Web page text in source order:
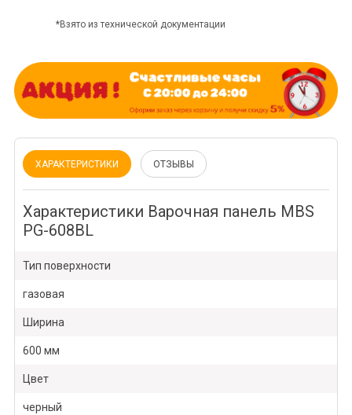
*Взято из технической документации
ХАРАКТЕРИСТИКИ ОТЗЫВЫ
Характеристики Варочная панель MBS
PG-608BL
Тип поверхности
газовая
Ширина
600 мм
Цвет
черный